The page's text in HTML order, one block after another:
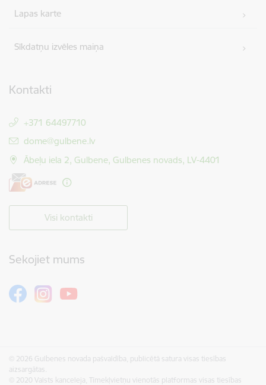
Lapas karte
Sīkdatņu izvēles maiņa
Kontakti
+371 64497710
E-pasts:
dome@gulbene.lv
Ābeļu iela 2, Gulbene, Gulbenes novads, LV-4401
Visi kontakti
Sekojiet mums
© 2026 Gulbenes novada pašvaldība, publicētā satura visas tiesības
aizsargātas.
© 2020 Valsts kanceleja, Tīmekļvietņu vienotās platformas visas tiesības